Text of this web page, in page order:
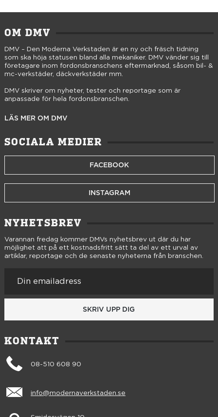
OM DMV
DMV – Den Moderna Verkstaden är en ny och fräsch tidning
som ska höja statusen bland alla mekaniker. DMV vänder sig till
företagare inom fordonsbranschens eftermarknad, såsom bil- &
mc-verkstäder, däckverkstäder mm.
DMV skriver om nyheter, tester och reportage som är
anpassade för hela fordonsbranschen.
LÄS MER OM DMV
SOCIALA MEDIER
FACEBOOK
INSTAGRAM
NYHETSBREV
Varannan fredag kommer DMVs nyhetsbrev ut där du har
möjlighet att på ett kostnadsfritt sätt ta del av ett urval av
artiklar, reportage och de senaste nyheterna från branschen.
SKRIV UPP DIG
KONTAKT
08-510 608 90
info@modernaverkstaden.se